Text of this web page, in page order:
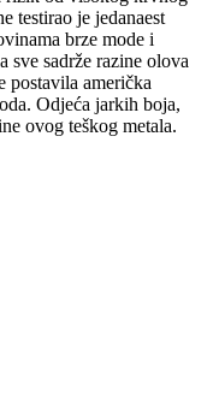
testirao je jedanaest
brze mode i
sve sadrže razine olova
postavila američka
Odjeća jarkih boja,
ovog teškog metala.